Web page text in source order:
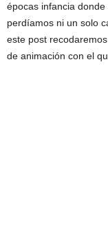
épocas infancia
perdíamos ni un solo
este post
de animación con el